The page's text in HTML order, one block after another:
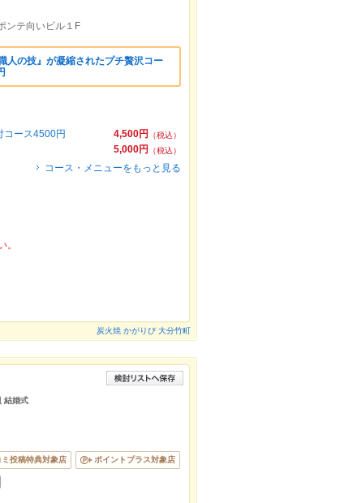
ンテ向いビル１F
人の技』が凝縮されたプチ贅沢コー
4,500円
（税込）
コース4500円
5,000円
（税込）
コース・メニューをもっと見る
。
炭火焼 かがりび 大分竹町
結婚式
ミ投稿特典対象店 ポイントプラス対象店